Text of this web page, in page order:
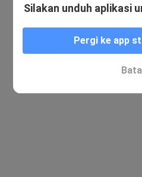
Silakan unduh aplikasi
Pergi ke app